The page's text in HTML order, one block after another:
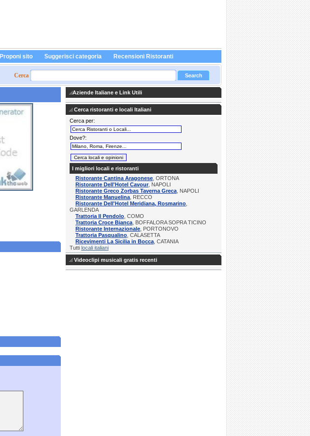
Proponi sito Suggerisci categoria Recensioni Ristoranti
Cerca
Aziende Italiane e Link Utili
Cerca ristoranti e locali Italiani
Cerca per:
Dove?:
I migliori locali e ristoranti
Ristorante Cantina Aragonese , ORTONA
Ristorante Dell'Hotel Cavour, NAPOLI
Ristorante Greco Zorbas Taverna Greca , NAPOLI
Ristorante Manuelina , RECCO
Ristorante Dell'Hotel Meridiana, Rosmarino
GARLENDA
Trattoria Il Pendolo , COMO
Trattoria Croce Bianca , BOFFALORA SOPRA TICINO
Ristorante Internazionale , PORTONOVO
Trattoria Pasqualino , CALASETTA
Ricevimenti La Sicilia in Bocca , CATANIA
Tutti locali italiani
Videoclipi musicali gratis recenti